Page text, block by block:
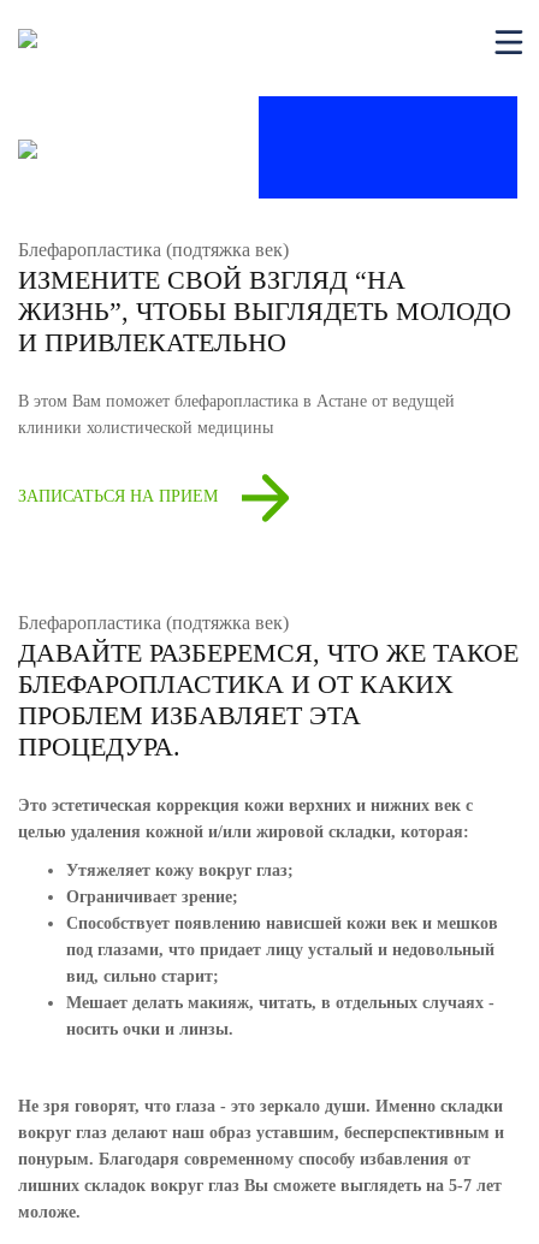
Блефаропластика (подтяжка век)
ИЗМЕНИТЕ СВОЙ ВЗГЛЯД “НА
ЖИЗНЬ”, ЧТОБЫ ВЫГЛЯДЕТЬ МОЛОДО
И ПРИВЛЕКАТЕЛЬНО
В этом Вам поможет блефаропластика в Астане от ведущей
клиники холистической медицины
ЗАПИСАТЬСЯ НА ПРИЕМ
Блефаропластика (подтяжка век)
ДАВАЙТЕ РАЗБЕРЕМСЯ, ЧТО ЖЕ ТАКОЕ
БЛЕФАРОПЛАСТИКА И ОТ КАКИХ
ПРОБЛЕМ ИЗБАВЛЯЕТ ЭТА
ПРОЦЕДУРА.
Это эстетическая коррекция кожи верхних и нижних век с
целью удаления кожной и/или жировой складки, которая:
Утяжеляет кожу вокруг глаз;
Ограничивает зрение;
Способствует появлению нависшей кожи век и мешков
под глазами, что придает лицу усталый и недовольный
вид, сильно старит;
Мешает делать макияж, читать, в отдельных случаях -
носить очки и линзы.
Не зря говорят, что глаза - это зеркало души. Именно складки
вокруг глаз делают наш образ уставшим, бесперспективным и
понурым. Благодаря современному способу избавления от
лишних складок вокруг глаз Вы сможете выглядеть на 5-7 лет
моложе.